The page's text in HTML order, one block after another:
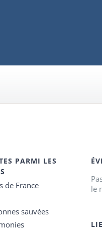
PARMI LES
de France
sauvées
le